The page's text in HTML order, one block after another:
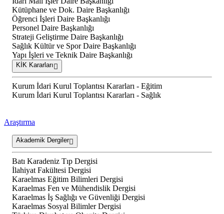
Kütüphane ve Dok. Daire Başkanlığı
Öğrenci İşleri Daire Başkanlığı
Personel Daire Başkanlığı
Strateji Geliştirme Daire Başkanlığı
Sağlık Kültür ve Spor Daire Başkanlığı
Yapı İşleri ve Teknik Daire Başkanlığı
KİK Kararları
Kurum İdari Kurul Toplantısı Kararları - Eğitim
Kurum İdari Kurul Toplantısı Kararları - Sağlık
Araştırma
Akademik Dergiler
Batı Karadeniz Tıp Dergisi
İlahiyat Fakültesi Dergisi
Karaelmas Eğitim Bilimleri Dergisi
Karaelmas Fen ve Mühendislik Dergisi
Karaelmas İş Sağlığı ve Güvenliği Dergisi
Karaelmas Sosyal Bilimler Dergisi